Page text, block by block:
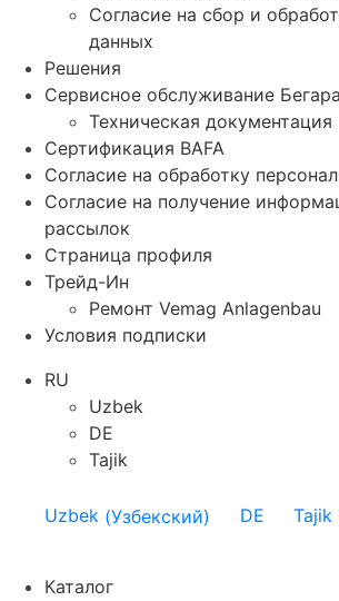
Согласие на сбор и
данных
Решения
Сервисное обслуживание
Техническая документация
Сертификация BAFA
Согласие на обработку
Согласие на получение
рассылок
Страница профиля
Трейд-Ин
Ремонт Vemag Anlagenbau
Условия подписки
RU
Uzbek
DE
Tajik
Uzbek (Узбекский) DE Tajik
Каталог